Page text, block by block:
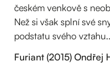
českém venkově s
Než si však splní své
podstatu svého
Furiant (2015) Ondřej